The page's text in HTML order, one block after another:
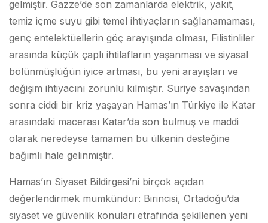
gelmiştir. Gazze’de son zamanlarda elektrik, yakıt,
temiz içme suyu gibi temel ihtiyaçların sağlanamaması,
genç entelektüellerin göç arayışında olması, Filistinliler
arasında küçük çaplı ihtilafların yaşanması ve siyasal
bölünmüşlüğün iyice artması, bu yeni arayışları ve
değişim ihtiyacını zorunlu kılmıştır. Suriye savaşından
sonra ciddi bir kriz yaşayan Hamas’ın Türkiye ile Katar
arasındaki macerası Katar’da son bulmuş ve maddi
olarak neredeyse tamamen bu ülkenin desteğine
bağımlı hale gelinmiştir.
Hamas’ın Siyaset Bildirgesi’ni birçok açıdan
değerlendirmek mümkündür: Birincisi, Ortadoğu’da
siyaset ve güvenlik konuları etrafında şekillenen yeni